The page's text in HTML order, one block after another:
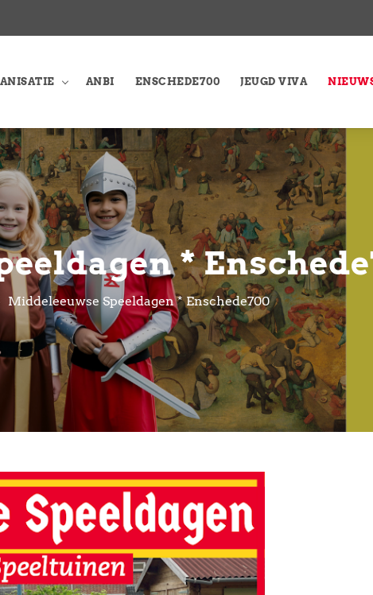
ANBI ENSCHEDE700 JEUGD VIVA
*
Middeleeuwse Speeldagen * Enschede700